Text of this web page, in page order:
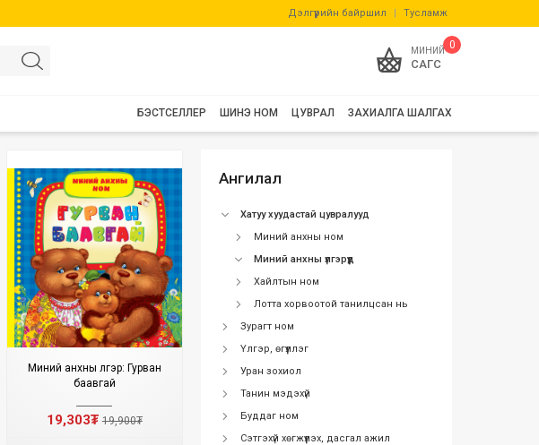
Дэлгүүрийн байршил | Тусламж
0
МИНИЙ
САГС
ЗАХИАЛГА ШАЛГАХ
ЦУВРАЛ
ШИНЭ НОМ
БЭСТСЕЛЛЕР
Миний анхны үлгэр: Гурван
баавгай
19,303₮19,900₮
Ангилал
Хатуу хуудастай цувралууд
Миний анхны ном
Миний анхны үлгэрүүд
Хайлтын ном
Лотта хорвоотой танилцсан нь
Зурагт ном
Үлгэр, өгүүллэг
Уран зохиол
Танин мэдэхүй
Буддаг ном
Сэтгэхүй хөгжүүлэх, дасгал ажил